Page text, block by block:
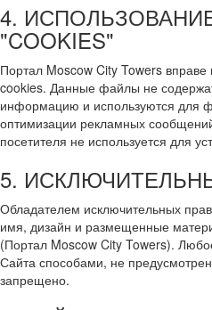
4.
"COOKIES"
Портал Moscow City Towers вправе
cookies. Данные файлы не
информацию и используются для
оптимизации рекламных
посетителя не используется для
5.
Обладателем исключительных
имя, дизайн и размещенные
(Портал Moscow City Towers).
Сайта способами, не
запрещено.